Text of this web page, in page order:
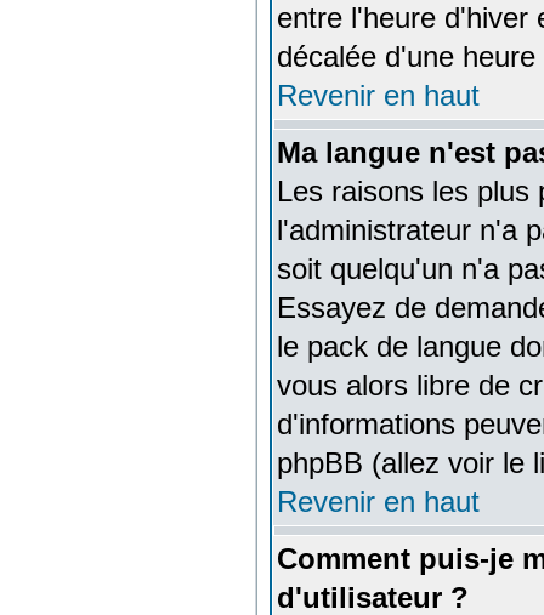
entre l'heure d'hiver
décalée d'une
Revenir en haut
Ma langue n'est
Les raisons les plus
l'administrateur n'a
soit quelqu'un n'a
Essayez de
le pack de langue
vous alors libre de
d'informations
phpBB (allez voir le
Revenir en haut
Comment puis-je
d'utilisateur ?